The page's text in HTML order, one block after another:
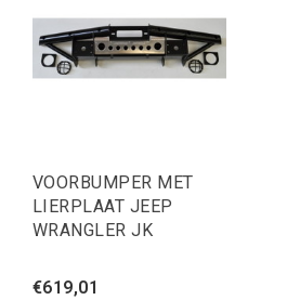
VOORBUMPER MET
LIERPLAAT JEEP
WRANGLER JK
€619,01